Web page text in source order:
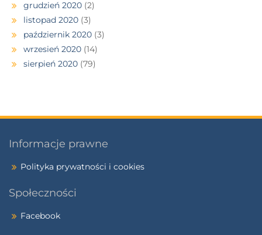
grudzień 2020 (2)
listopad 2020 (3)
październik 2020 (3)
wrzesień 2020 (14)
sierpień 2020 (79)
Informacje prawne
Polityka prywatności i cookies
Społeczności
Facebook